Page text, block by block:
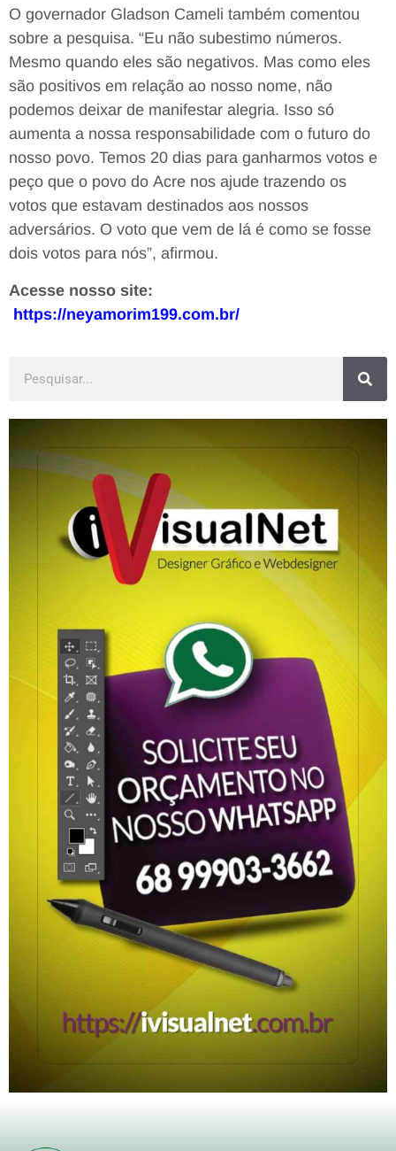
O governador Gladson Cameli também comentou
sobre a pesquisa. “Eu não subestimo números.
Mesmo quando eles são negativos. Mas como eles
são positivos em relação ao nosso nome, não
podemos deixar de manifestar alegria. Isso só
aumenta a nossa responsabilidade com o futuro do
nosso povo. Temos 20 dias para ganharmos votos e
peço que o povo do Acre nos ajude trazendo os
votos que estavam destinados aos nossos
adversários. O voto que vem de lá é como se fosse
dois votos para nós”, afirmou.
Acesse nosso site:
https://neyamorim199.com.br/